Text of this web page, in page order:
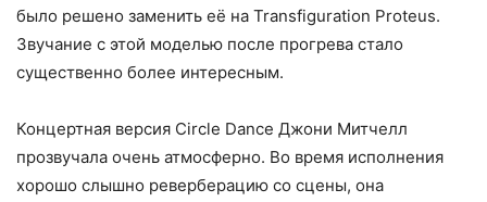
было решено заменить её на Transfiguration Proteus.
Звучание с этой моделью после прогрева стало
существенно более интересным.
Концертная версия Circle Dance Джони Митчелл
прозвучала очень атмосферно. Во время исполнения
хорошо слышно реверберацию со сцены, она